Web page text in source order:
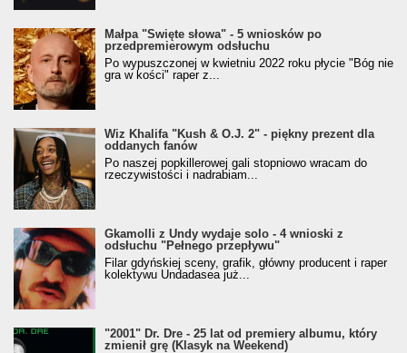
Małpa "Święte słowa" - 5 wniosków po
przedpremierowym odsłuchu
Po wypuszczonej w kwietniu 2022 roku płycie "Bóg nie
gra w kości" raper z...
Wiz Khalifa "Kush & O.J. 2" - piękny prezent dla
oddanych fanów
Po naszej popkillerowej gali stopniowo wracam do
rzeczywistości i nadrabiam...
Gkamolli z Undy wydaje solo - 4 wnioski z
odsłuchu "Pełnego przepływu"
Filar gdyńskiej sceny, grafik, główny producent i raper
kolektywu Undadasea już...
"2001" Dr. Dre - 25 lat od premiery albumu, który
zmienił grę (Klasyk na Weekend)